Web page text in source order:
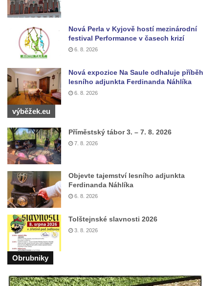
Pomník obětem 2. světové války v ulici 1.
Pomník obětem válek v ulici 1. máje v Lužci
nad Vltavou
Vojkovic
Pomník obětem válek před hřbitovem v
Hostíně u Vojkovic
Kenotaf Václava Floriána na hřbitově v
Lužci nad Vltavou
Kenotaf Miloslava Švice na hřbitově v Lužci
nad Vltavou
Hrob Václava Kufnera na hřbitově v Lužci
nad Vltavou
Pomník vojákům Rudé armády na hřbitově
v Lužci nad Vltavou
Pomník Ladislava Sedláčka a Karla Pelce u
silnice severně od Lužce nad Vltavou
Kenotaf Alfeda Harnische na hřbitově v
Nová Perla v Kyjově hostí mezinárodní
festival Performance v časech krizí
6. 8. 2026
Nová expozice Na Saule odhaluje příběh
lesního adjunkta Ferdinanda Náhlíka
6. 8. 2026
výběžek.eu
Příměstský tábor 3. – 7. 8. 2026
7. 8. 2026
Objevte tajemství lesního adjunkta
Ferdinanda Náhlíka
6. 8. 2026
Tolštejnské slavnosti 2026
3. 8. 2026
Obrubniky